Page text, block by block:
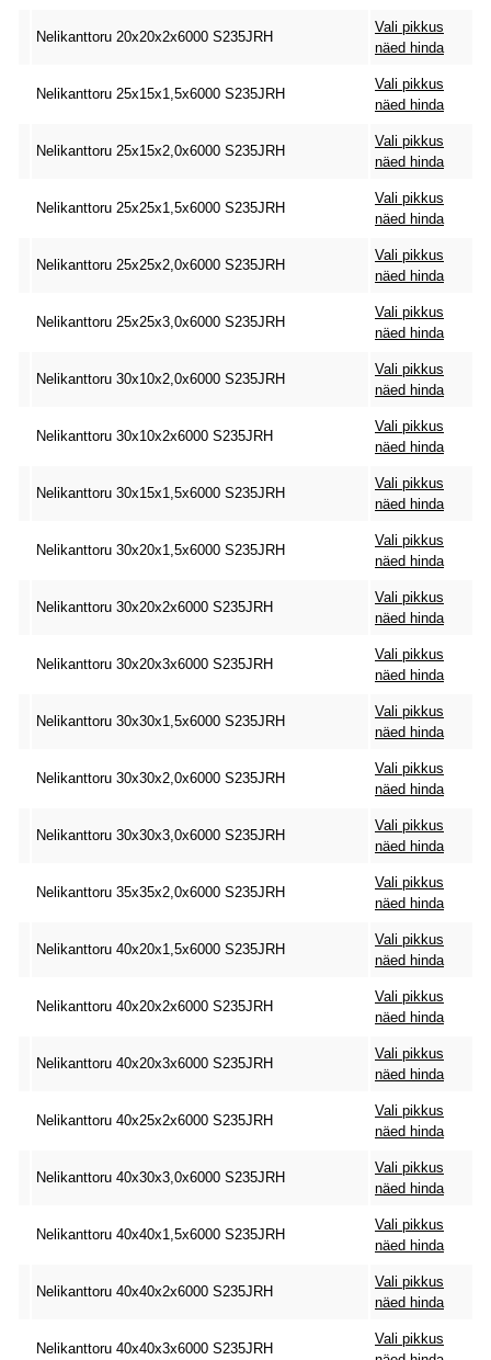
Nelikanttoru 20x20x2x6000 S235JRH
Vali pikkus
näed hinda
Nelikanttoru 25x15x1,5x6000 S235JRH
Vali pikkus
näed hinda
Nelikanttoru 25x15x2,0x6000 S235JRH
Vali pikkus
näed hinda
Nelikanttoru 25x25x1,5x6000 S235JRH
Vali pikkus
näed hinda
Nelikanttoru 25x25x2,0x6000 S235JRH
Vali pikkus
näed hinda
Nelikanttoru 25x25x3,0x6000 S235JRH
Vali pikkus
näed hinda
Nelikanttoru 30x10x2,0x6000 S235JRH
Vali pikkus
näed hinda
Nelikanttoru 30x10x2x6000 S235JRH
Vali pikkus
näed hinda
Nelikanttoru 30x15x1,5x6000 S235JRH
Vali pikkus
näed hinda
Nelikanttoru 30x20x1,5x6000 S235JRH
Vali pikkus
näed hinda
Nelikanttoru 30x20x2x6000 S235JRH
Vali pikkus
näed hinda
Nelikanttoru 30x20x3x6000 S235JRH
Vali pikkus
näed hinda
Nelikanttoru 30x30x1,5x6000 S235JRH
Vali pikkus
näed hinda
Nelikanttoru 30x30x2,0x6000 S235JRH
Vali pikkus
näed hinda
Nelikanttoru 30x30x3,0x6000 S235JRH
Vali pikkus
näed hinda
Nelikanttoru 35x35x2,0x6000 S235JRH
Vali pikkus
näed hinda
Nelikanttoru 40x20x1,5x6000 S235JRH
Vali pikkus
näed hinda
Nelikanttoru 40x20x2x6000 S235JRH
Vali pikkus
näed hinda
Nelikanttoru 40x20x3x6000 S235JRH
Vali pikkus
näed hinda
Nelikanttoru 40x25x2x6000 S235JRH
Vali pikkus
näed hinda
Nelikanttoru 40x30x3,0x6000 S235JRH
Vali pikkus
näed hinda
Nelikanttoru 40x40x1,5x6000 S235JRH
Vali pikkus
näed hinda
Nelikanttoru 40x40x2x6000 S235JRH
Vali pikkus
näed hinda
Nelikanttoru 40x40x3x6000 S235JRH
Vali pikkus